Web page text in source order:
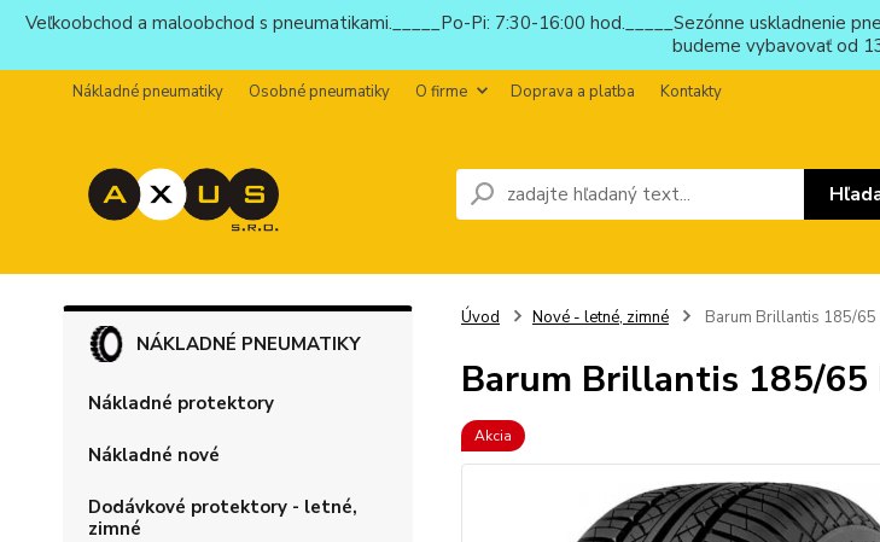
Veľkoobchod a maloobchod s pneumatikami._____Po-Pi: 7:30-16:00 hod._____Sezónne uskladnenie
budeme vybavovať od
Nákladné pneumatiky Osobné pneumatiky O firme Doprava a platba Kontakty
NÁKLADNÉ PNEUMATIKY
Nákladné protektory
Nákladné nové
Dodávkové protektory - letné,
zimné
Úvod Nové - letné, zimné Barum Brillantis 185/
Barum Brillantis 185/65
Akcia